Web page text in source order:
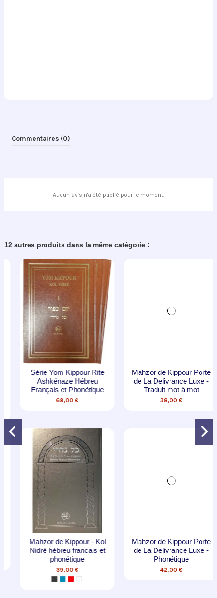
Commentaires (0)
Aucun avis n'a été publié pour le moment.
12 autres produits dans la même catégorie :
Série Yom Kippour Rite
Ashkénaze Hébreu
Français et Phonétique
68,00 €
Mahzor de Kippour Porte
de La Delivrance Luxe -
Traduit mot à mot
38,00 €
Mahzor de Kippour - Kol
Nidré hébreu francais et
phonétique
39,00 €
Mahzor de Kippour Porte
de La Delivrance Luxe -
Phonétique
42,00 €